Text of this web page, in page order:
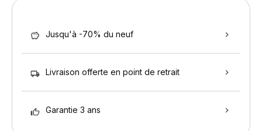
Jusqu'à -70% du neuf
Livraison offerte en point de retrait
Garantie 3 ans